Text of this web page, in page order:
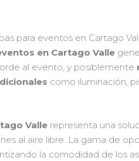
para eventos en Cartago
en Cartago Valle
al evento, y posiblemente
como iluminación,
Valle representa una
al aire libre. La gama de
la comodidad de los